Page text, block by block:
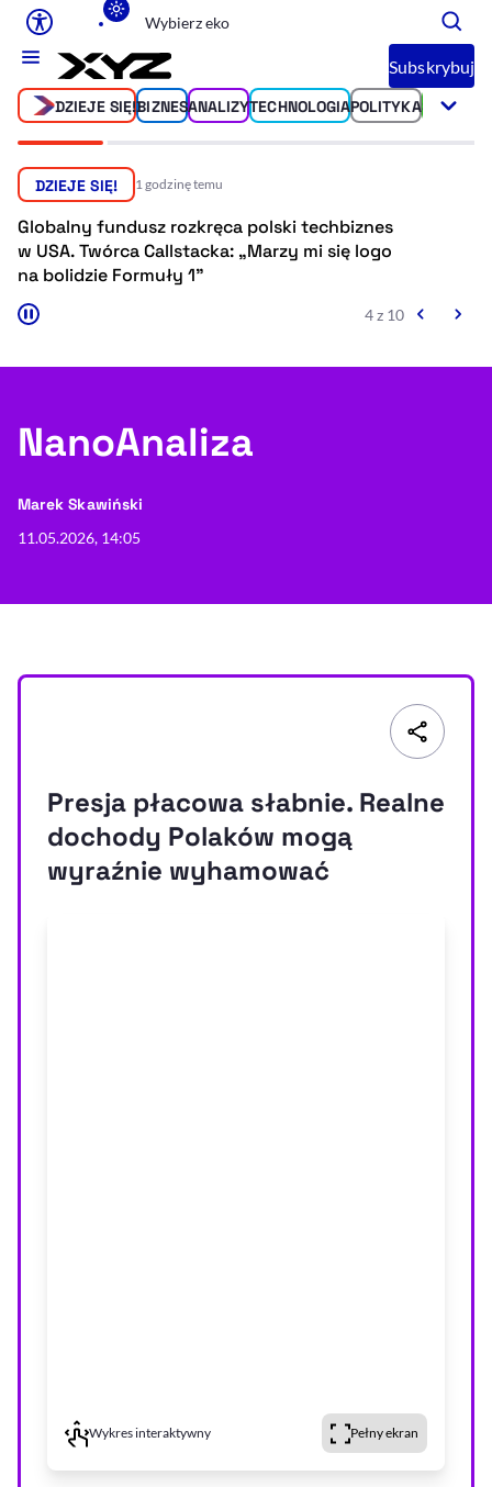
Ułatwienia dostępu
Rozmiar tekstu
Rozmiar tekstu
Normalny
Opcje wyświetlania
Odcienie szarości
Sprawdź, jak i dlaczego zwiększamy dostępność, otwiera się w nowym
Wybierz eko
Subskrybuj
DZIEJE SIĘ!BIZNESANALIZYTECHNOLOGIAPOLITYKAŚWIAT
DZIEJE SIĘ! 1 godzinę temu
Globalny fundusz rozkręca polski techbiznes
w USA. Twórca Callstacka: „Marzy mi się logo
na bolidzie Formuły 1”
4 z 10
NanoAnaliza
Marek Skawiński
11.05.2026, 14:05
Presja płacowa słabnie. Realne
dochody Polaków mogą
wyraźnie wyhamować
Wykres interaktywny Pełny ekran